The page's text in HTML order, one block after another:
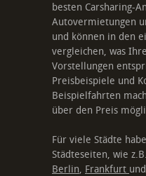
besten Carsharing-
Autovermietungen
und können in den
vergleichen, was
Vorstellungen
Preisbeispiele und
Beispielfahrten
über den Preis
Für viele Städte
Städteseiten, wie z.B.
Berlin, Frankfurt